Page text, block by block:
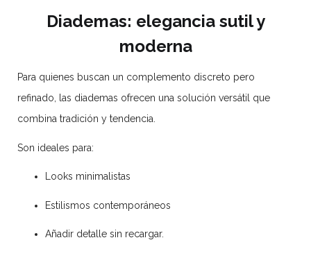
Diademas: elegancia sutil y
moderna
Para quienes buscan un complemento discreto pero
refinado, las diademas ofrecen una solución versátil que
combina tradición y tendencia.
Son ideales para:
Looks minimalistas
Estilismos contemporáneos
Añadir detalle sin recargar.